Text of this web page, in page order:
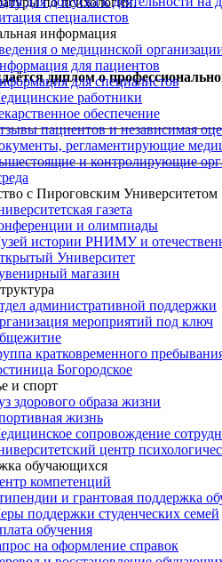
специалистов
информация
о медицинской
для пациентов
для специалистов
работники
обеспечение
пациентов и независимая
регламентирующие
и контролирующие
с Пироговским Университетом
газета
и олимпиады
истории РНИМУ и
Университет
магазин
административной поддержки
мероприятий под ключ
кратковременного
Богородское
и спорт
здорового образа жизни
жизнь
сопровождение
центр
обучающихся
компетенций
и грантовая поддержка
поддержки студенческих семей
обучения
на оформление справок
диплом о